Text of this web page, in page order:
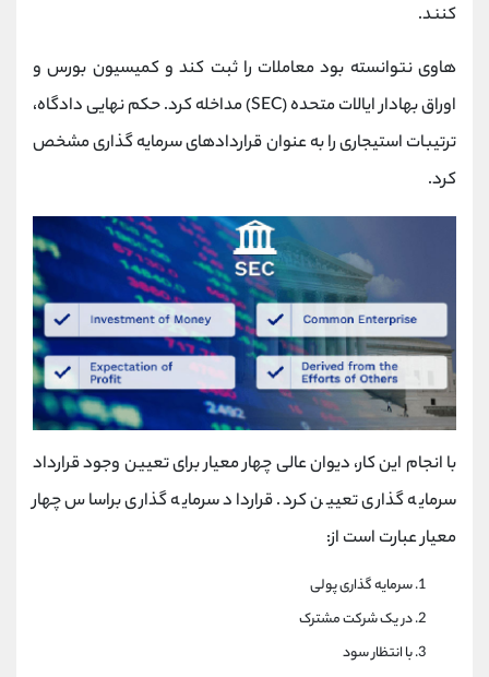
کنند.
هاوی نتوانسته بود معاملات را ثبت کند و کمیسیون بورس و
اوراق بهادار ایالات متحده (SEC) مداخله کرد. حکم نهایی دادگاه،
ترتیبات استیجاری را به عنوان قراردادهای سرمایه گذاری مشخص
کرد.
با انجام این کار، دیوان عالی چهار معیار برای تعیین وجود قرارداد
سرمایه گذاری تعیین کرد. قرارداد سرمایه گذاری براساس چهار
معیار عبارت است از:
سرمایه گذاری پولی
در یک شرکت مشترک
با انتظار سود